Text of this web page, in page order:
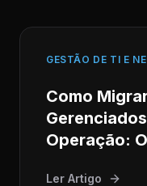
GESTÃO DE TI E
Como
Operação:
Ler Artigo